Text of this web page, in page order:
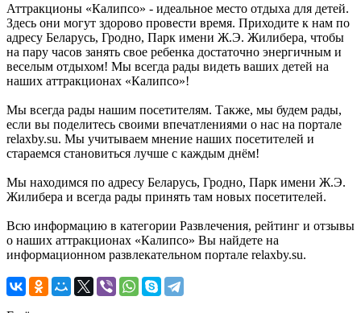
Аттракционы «Калипсо» - идеальное место отдыха для детей.
Здесь они могут здорово провести время. Приходите к нам по
адресу Беларусь, Гродно, Парк имени Ж.Э. Жилибера, чтобы
на пару часов занять свое ребенка достаточно энергичным и
веселым отдыхом! Мы всегда рады видеть ваших детей на
наших аттракционах «Калипсо»!
Мы всегда рады нашим посетителям. Также, мы будем рады,
если вы поделитесь своими впечатлениями о нас на портале
relaxby.su. Мы учитываем мнение наших посетителей и
стараемся становиться лучше с каждым днём!
Мы находимся по адресу Беларусь, Гродно, Парк имени Ж.Э.
Жилибера и всегда рады принять там новых посетителей.
Всю информацию в категории Развлечения, рейтинг и отзывы
о наших аттракционах «Калипсо» Вы найдете на
информационном развлекательном портале relaxby.su.